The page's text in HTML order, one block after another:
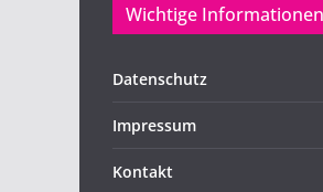
Wichtige Informationen
Datenschutz
Impressum
Kontakt